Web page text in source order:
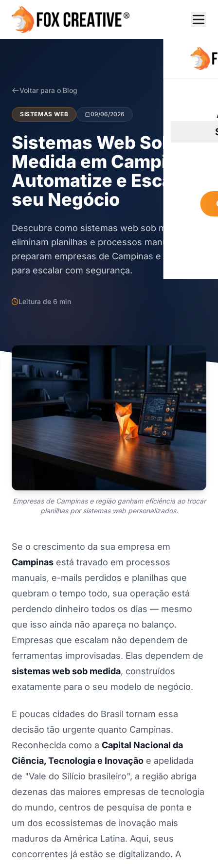
Voltar para o Blog
SISTEMAS WEB 09/06/2026
Sistemas Web Sob
Medida em Campinas:
Automatize e Escale
seu Negócio
Descubra como sistemas web sob medida
eliminam planilhas e processos manuais e
preparam empresas de Campinas e região
para escalar com segurança.
Leitura de 6 min
Empresas de Campinas e região ganham eficiência ao trocar
planilhas por sistemas web personalizados.
Se o crescimento da sua empresa em
Campinas está travado em processos
manuais, e-mails perdidos e planilhas que
quebram o tempo todo, sua operação está
perdendo dinheiro todos os dias — mesmo
que isso ainda não apareça no balanço.
Empresas que escalam não dependem de
ferramentas improvisadas. Elas dependem de
sistemas web sob medida, construídos
exatamente para o seu modelo de negócio.
E poucas cidades do Brasil tornam essa
decisão tão urgente quanto Campinas.
Reconhecida como a Capital Nacional da
Ciência, Tecnologia e Inovação e apelidada
de "Vale do Silício brasileiro", a região abriga
dezenas das maiores empresas de tecnologia
do mundo, centros de pesquisa de ponta e
um dos ecossistemas de inovação mais
maduros da América Latina. Aqui, seus
concorrentes já estão se digitalizando. A